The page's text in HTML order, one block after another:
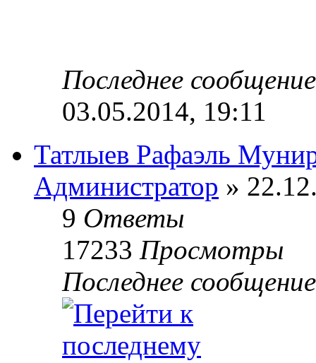
Последнее
03.05.2014, 19:11
Татлыев Рафаэль
Администратор »
9 Ответы
17233 Просмотры
Последнее